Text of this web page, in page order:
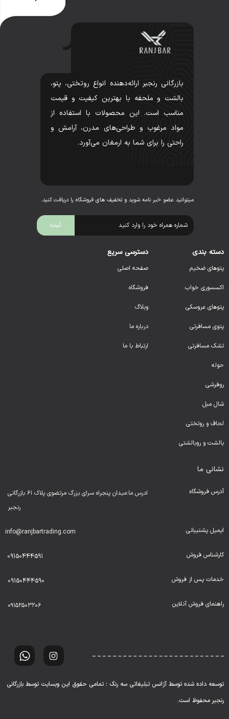
بازرگانی رنجبر ارائه‌دهنده انواع روتختی، پتو،
بالشت و ملحفه با بهترین کیفیت و قیمت
مناسب است. این محصولات با استفاده از
مواد مرغوب و طراحی‌های مدرن، آرامش و
راحتی را برای شما به ارمغان می‌آورد.
میتوانید عضو خبر نامه شوید و تخفیف های فروشگاه را دریافت کنید.
دسته بندی
پتوهای ضخیم
اکسسوری خواب
پتوهای عروسکی
پتوی مسافرتی
تشک مسافرتی
حوله
روفرشی
شال مبل
لحاف و روتختی
بالشت و روبالشتی
دسترسی سریع
صفحه اصلی
فروشگاه
وبلاگ
درباره ما
ارتباط با ما
نشانی ما
آدرس فروشگاه
ادرس ما:میدان پنجراه سرای بزرگ مرتضوی پلاک ۶۱ بازرگانی
رنجبر
ایمیل پشتیبانی info@ranjbartrading.com
کارشناس فروش 09150444591
خدمات پس از فروش 09150444590
راهنمای فروش آنلاین ۰۹۱۵۲۵۰۳۲۰۶
توسعه داده شده توسط آژانس تبلیغاتی سه رنگ : تمامی حقوق این وبسایت توسط بازرگانی
رنجبر محفوظ است.